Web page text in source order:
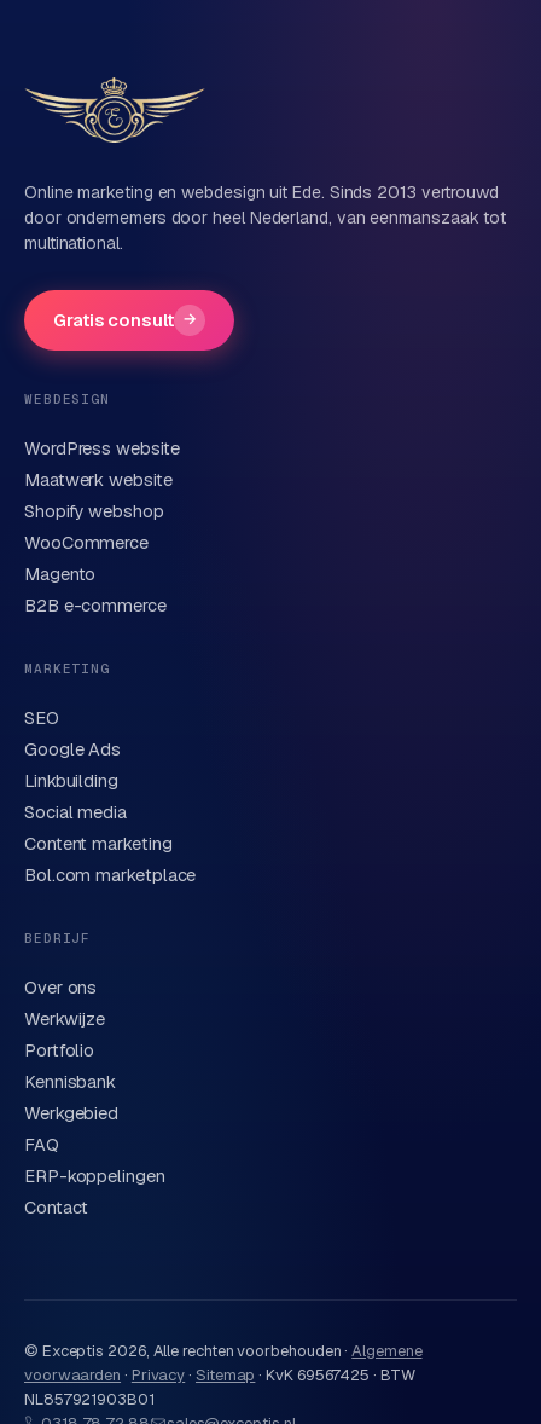
Vertel ons over je project
Naam
Bedrijfsnaam
Telefoonnummer(optioneel)
Korte omschrijving van je vraag of project
Verstuur aanvraag
We behandelen je gegevens zorgvuldig conform onze
privacyverklaring
Online marketing en webdesign uit Ede. Sinds 2013 vertrouwd
door ondernemers door heel Nederland, van eenmanszaak tot
multinational.
Gratis consult →
WEBDESIGN
WordPress website
Maatwerk website
Shopify webshop
WooCommerce
Magento
B2B e-commerce
MARKETING
SEO
Google Ads
Linkbuilding
Social media
Content marketing
Bol.com marketplace
BEDRIJF
Over ons
Werkwijze
Portfolio
Kennisbank
Werkgebied
FAQ
ERP-koppelingen
Contact
© Exceptis 2026, Alle rechten voorbehouden · Algemene
voorwaarden · Privacy· Sitemap ·KvK 69567425 · BTW
NL857921903B01